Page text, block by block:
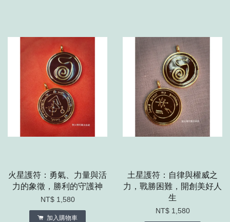
火星護符：勇氣、力量與活
力的象徵，勝利的守護神
NT$ 1,580
加入購物車
土星護符：自律與權威之
力，戰勝困難，開創美好人
生
NT$ 1,580